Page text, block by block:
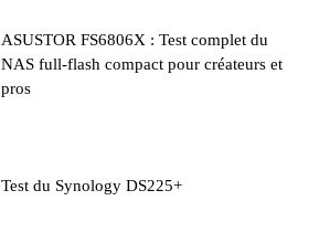
ASUSTOR FS6806X : Test complet du
NAS full-flash compact pour créateurs et
pros
Test du Synology DS225+